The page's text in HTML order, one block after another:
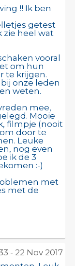
!! Ik ben
getest
zie heel wat
vooral
om hun
te krijgen.
onze leden
weten.
mee,
Mooie
filmpje (nooit
door te
Leuke
nog even
ik de 3
:-)
met
met de
- 22 Nov 2017